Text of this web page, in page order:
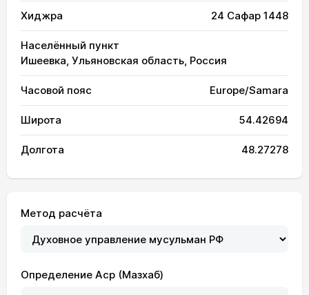
Хиджра 24 Сафар 1448
Населённый пункт
Ишеевка, Ульяновская область, Россия
Часовой пояс Europe/Samara
Широта 54.42694
Долгота 48.27278
Метод расчёта
Определение Аср (Мазхаб)